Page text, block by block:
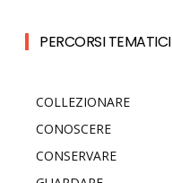
PERCORSI TEMATICI
COLLEZIONARE
CONOSCERE
CONSERVARE